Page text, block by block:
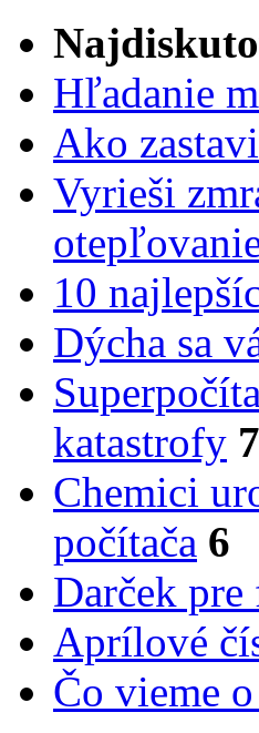
Hľadanie
Ako
Vyrieši
10
Dýcha sa
katastrofy 7
Chemici
počítača 6
Darček
Aprílové
Čo vieme